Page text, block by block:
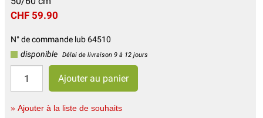
CHF 59.90
N° de commande lub 64510
disponible
Délai de livraison 9 à 12 jours
» Ajouter à la liste de souhaits